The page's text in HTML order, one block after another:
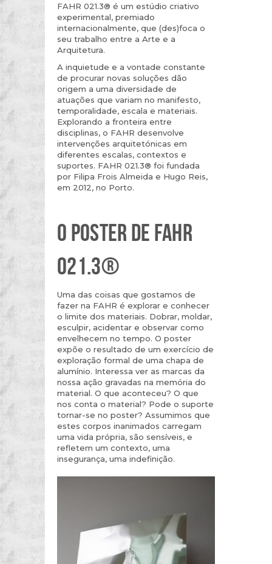
FAHR 021.3® é um estúdio criativo
experimental, premiado
internacionalmente, que (des)foca o
seu trabalho entre a Arte e a
Arquitetura.
A inquietude e a vontade constante
de procurar novas soluções dão
origem a uma diversidade de
atuações que variam no manifesto,
temporalidade, escala e materiais.
Explorando a fronteira entre
disciplinas, o FAHR desenvolve
intervenções arquitetónicas em
diferentes escalas, contextos e
suportes. FAHR 021.3® foi fundada
por Filipa Frois Almeida e Hugo Reis,
em 2012, no Porto.
O POSTER DE FAHR
021.3®
Uma das coisas que gostamos de
fazer na FAHR é explorar e conhecer
o limite dos materiais. Dobrar, moldar,
esculpir, acidentar e observar como
envelhecem no tempo. O poster
expõe o resultado de um exercício de
exploração formal de uma chapa de
alumínio. Interessa ver as marcas da
nossa ação gravadas na memória do
material. O que aconteceu? O que
nos conta o material? Pode o suporte
tornar-se no poster? Assumimos que
estes corpos inanimados carregam
uma vida própria, são sensíveis, e
refletem um contexto, uma
insegurança, uma indefinição.